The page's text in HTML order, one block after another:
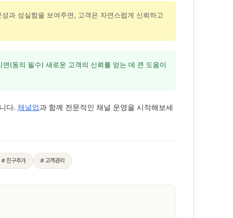
과 성실함을 보여주면, 고객은 자연스럽게 신뢰하고
(동의 필수) 새로운 고객의 신뢰를 얻는 데 큰 도움이
다. 채널업과 함께 전문적인 채널 운영을 시작해보세
# 친구추가 # 고객관리